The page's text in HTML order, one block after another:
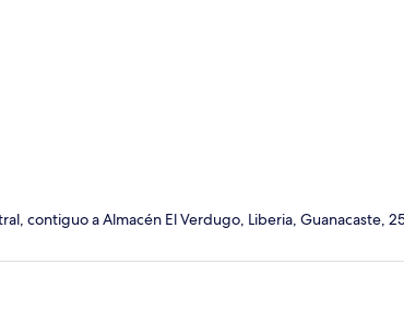
contiguo a Almacén El Verdugo, Liberia, Guanacaste,